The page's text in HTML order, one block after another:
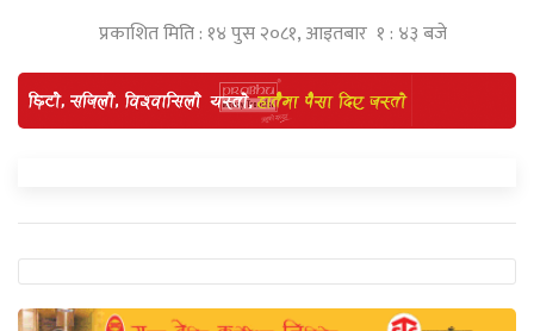
प्रकाशित मिति : १४ पुस २०८१, आइतबार १ : ४३ बजे